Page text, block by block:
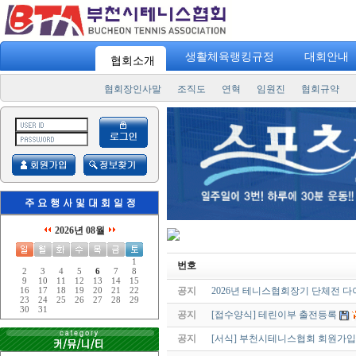
협회소개 생활체육랭킹규정 대회안내
협회장인사말 조직도 연혁 임원진 협회규약
2026년 08월
1
2
3 4 5 6 7
8
9
10 11 12 13 14
15
16
17 18 19 20 21
22
23
24 25 26 27 28
29
30
31
번호
공지 2026년 테니스협회장기 단체전
공지 [접수양식] 테린이부 출전등록
공지 [서식] 부천시테니스협회 회원가